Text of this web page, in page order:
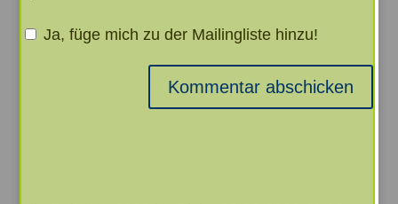
Ja, füge mich zu der Mailingliste hinzu!
Kommentar abschicken